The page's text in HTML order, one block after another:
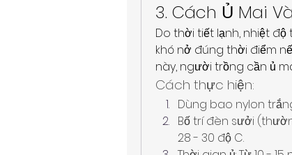
3. Cách Ủ Mai
Do thời tiết lạnh, nhiệt
khó nở đúng thời điểm
này, người trồng cần ủ
Cách thực hiện:
Dùng bao nylon
Bố trí đèn sưởi
28 - 30 độ C.